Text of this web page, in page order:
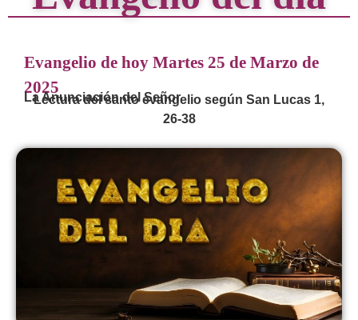
Evangelio de hoy Martes 25 de Marzo de
2025
La Anunciación del Señor
Lectura del santo evangelio según San Lucas 1,
26-38